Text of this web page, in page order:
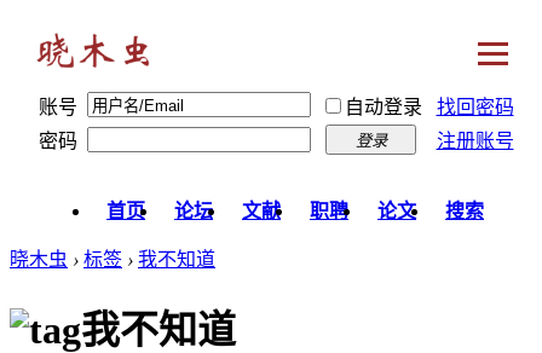
账号 自动登录
找回密码
密码
登录 注册账号
首页 论坛 文献 职聘 论文 搜索
晓木虫 › 标签 › 我不知道
我不知道